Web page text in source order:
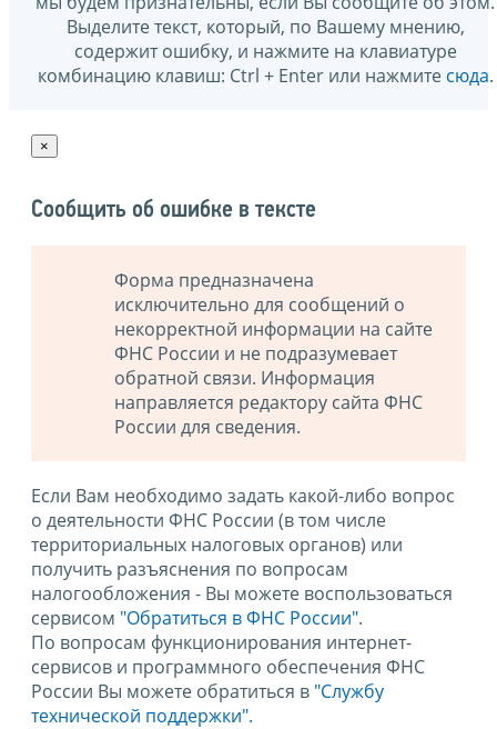
Выделите текст, который, по Вашему мнению,
содержит ошибку, и нажмите на клавиатуре
комбинацию клавиш: Ctrl + Enter или нажмите сюда.
×
Сообщить об ошибке в тексте
Форма предназначена
исключительно для сообщений о
некорректной информации на сайте
ФНС России и не подразумевает
обратной связи. Информация
направляется редактору сайта ФНС
России для сведения.
Если Вам необходимо задать какой-либо вопрос
о деятельности ФНС России (в том числе
территориальных налоговых органов) или
получить разъяснения по вопросам
налогообложения - Вы можете воспользоваться
сервисом "Обратиться в ФНС России".
По вопросам функционирования интернет-
сервисов и программного обеспечения ФНС
России Вы можете обратиться в "Службу
технической поддержки".